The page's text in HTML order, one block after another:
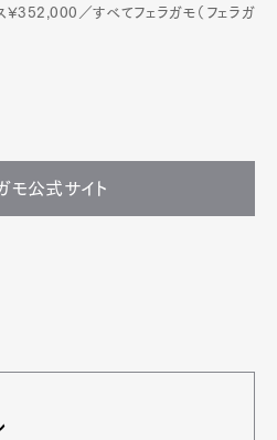
¥352,000／すべてフェラガモ（フェラガ
モ公式サイト